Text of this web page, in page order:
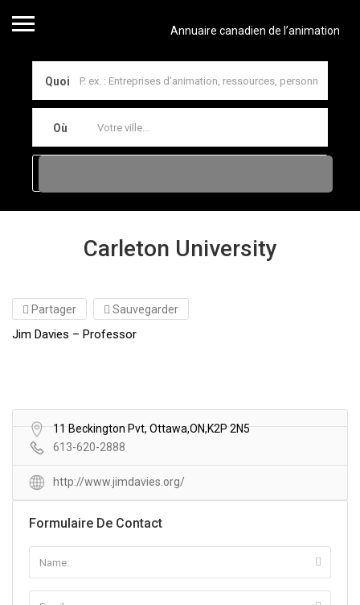
Annuaire canadien de l’animation
Quoi
Où
Carleton University
Partager Sauvegarder
Jim Davies – Professor
11 Beckington Pvt, Ottawa,ON,K2P 2N5
613-620-2888
http://www.jimdavies.org/
Formulaire De Contact